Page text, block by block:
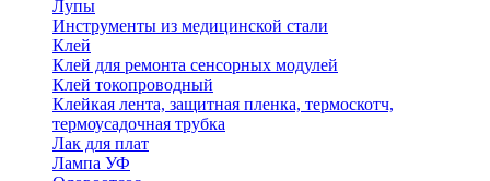
Лупы
Инструменты из медицинской стали
Клей
Клей для ремонта сенсорных модулей
Клей токопроводный
Клейкая лента, защитная пленка, термоскотч,
термоусадочная трубка
Лак для плат
Лампа УФ